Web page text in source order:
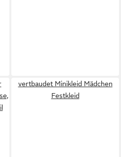
vertbaudet Minikleid Mädchen
Festkleid